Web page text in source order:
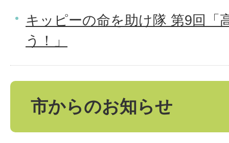
キッピーの命を助け隊 第9回「
う！」
市からのお知らせ